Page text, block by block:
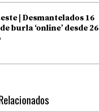
| Desmantelados 16
burla ‘online’ desde 26